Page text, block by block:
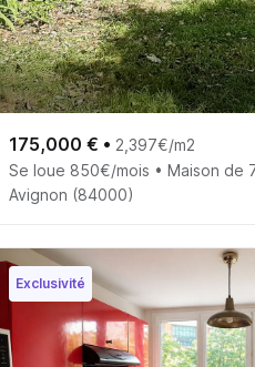
175,000 € • 2,397€/m2
Se loue 850€/mois • Maison de
Avignon (84000)
Exclusivité